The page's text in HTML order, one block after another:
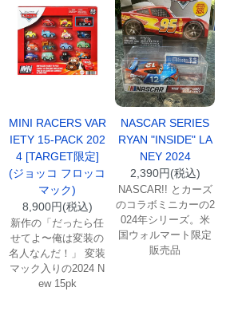
MINI RACERS VAR
IETY 15-PACK 202
4 [TARGET限定]
(ジョッコ フロッコ
マック)
8,900円(税込)
新作の「だったら任
せてよ〜俺は変装の
名人なんだ！」 変装
マック入りの2024 N
ew 15pk
NASCAR SERIES
RYAN "INSIDE" LA
NEY 2024
2,390円(税込)
NASCAR!! とカーズ
のコラボミニカーの2
024年シリーズ。米
国ウォルマート限定
販売品